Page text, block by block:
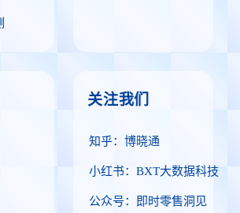
关注我们
知乎：博晓通
小红书：BXT大数据科技
公众号：即时零售洞见